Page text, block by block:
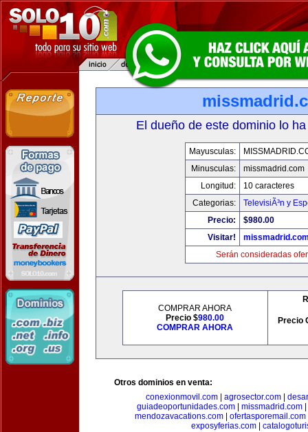
El dueño de este dominio lo
Mayusculas:
Minusculas:
missmadrid.com
Longitud:
10 caracteres
Categorias:
TelevisiÃ³n y
Precio:
$980.00
Visitar!
Serán consideradas
COMPRAR AHORA
Precio $980.00
COMPRAR AHORA
Precio
Otros dominios en venta:
conexionmovil.com
agrosector.com
guiadeoportunidades.com| missmadrid.com|
mendozavacations.com
ofertasporemail.com
exposyferias.com|